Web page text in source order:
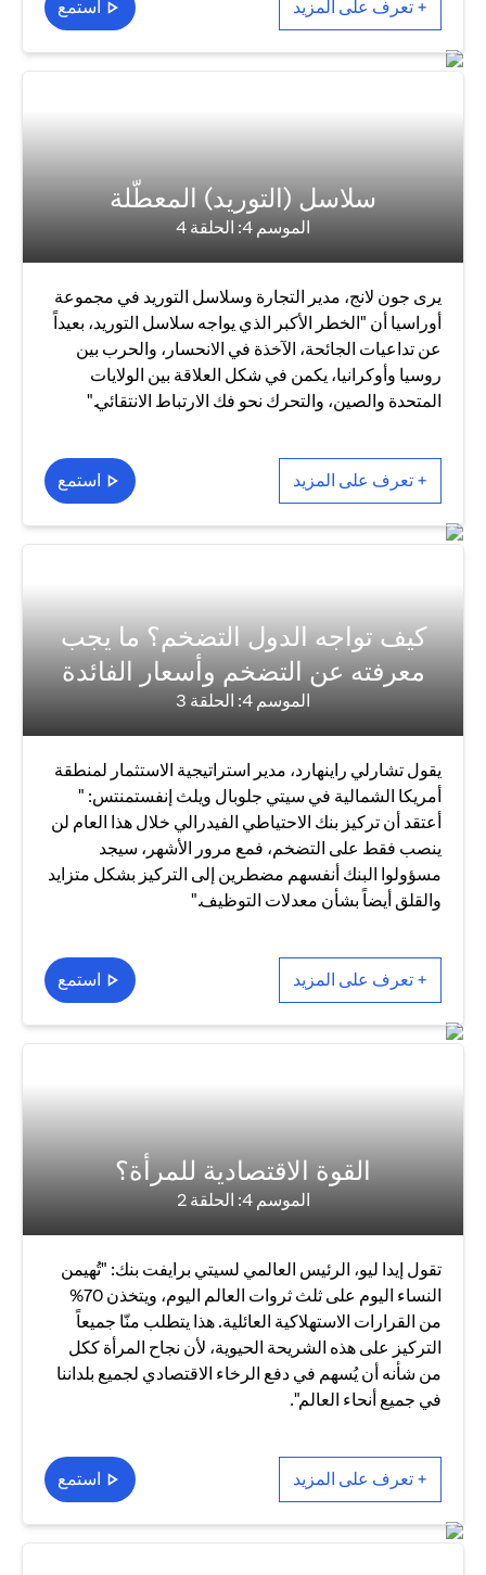
+ تعرف على المزيد استمع
سلاسل (التوريد) المعطّلة
الموسم 4: الحلقة 4
يرى جون لانج، مدير التجارة وسلاسل التوريد في مجموعة
أوراسيا أن "الخطر الأكبر الذي يواجه سلاسل التوريد، بعيداً
عن تداعيات الجائحة، الآخذة في الانحسار، والحرب بين
روسيا وأوكرانيا، يكمن في شكل العلاقة بين الولايات
المتحدة والصين، والتحرك نحو فك الارتباط الانتقائي."
+ تعرف على المزيد استمع
كيف تواجه الدول التضخم؟ ما يجب
معرفته عن التضخم وأسعار الفائدة
الموسم 4: الحلقة 3
يقول تشارلي راينهارد، مدير استراتيجية الاستثمار لمنطقة
أمريكا الشمالية في سيتي جلوبال ويلث إنفستمنتس: "
أعتقد أن تركيز بنك الاحتياطي الفيدرالي خلال هذا العام لن
ينصب فقط على التضخم، فمع مرور الأشهر، سيجد
مسؤولوا البنك أنفسهم مضطرين إلى التركيز بشكل متزايد
والقلق أيضاً بشأن معدلات التوظيف."
+ تعرف على المزيد استمع
القوة الاقتصادية للمرأة؟
الموسم 4: الحلقة 2
تقول إيدا ليو، الرئيس العالمي لسيتي برايفت بنك: "تُهيمن
النساء اليوم على ثلث ثروات العالم اليوم، ويتخذن 70%
من القرارات الاستهلاكية العائلية. هذا يتطلب منّا جميعاً
التركيز على هذه الشريحة الحيوية، لأن نجاح المرأة ككل
من شأنه أن يُسهم في دفع الرخاء الاقتصادي لجميع بلداننا
في جميع أنحاء العالم".
+ تعرف على المزيد استمع